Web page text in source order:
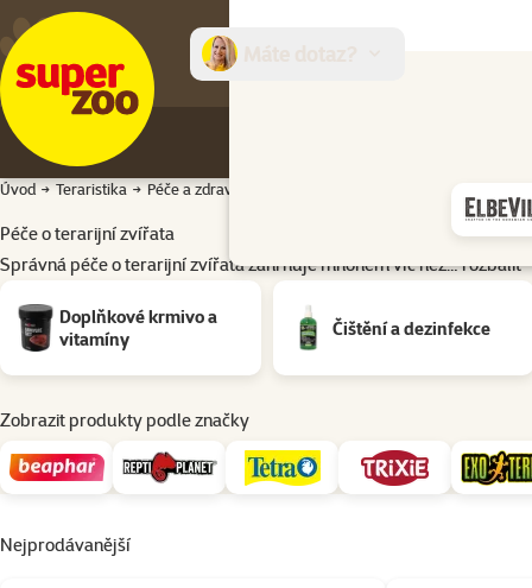
Úvod Teraristika Péče a zdraví
Péče o terarijní zvířata
Správná péče o terarijní zvířata zahrnuje mnohem víc než…rozbalit
Doplňkové krmivo a
vitamíny
Čištění a dezinfekce
Zobrazit produkty podle značky
Nejprodávanější